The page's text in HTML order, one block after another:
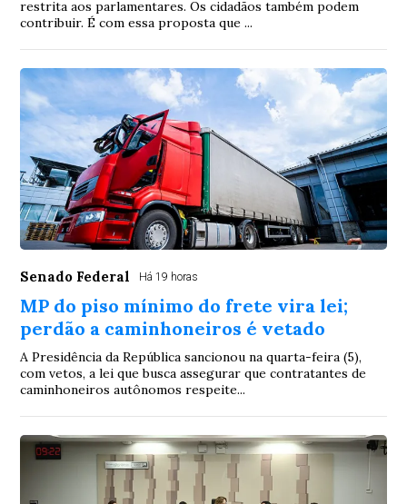
restrita aos parlamentares. Os cidadãos também podem
contribuir. É com essa proposta que ...
Senado Federal Há 19 horas
MP do piso mínimo do frete vira lei;
perdão a caminhoneiros é vetado
A Presidência da República sancionou na quarta-feira (5),
com vetos, a lei que busca assegurar que contratantes de
caminhoneiros autônomos respeite...